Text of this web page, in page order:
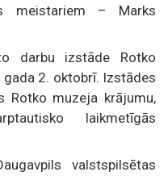
meistariem – Marks
darbu izstāde Rotko
2. oktobrī. Izstādes
Rotko muzeja krājumu,
laikmetīgās
valstspilsētas